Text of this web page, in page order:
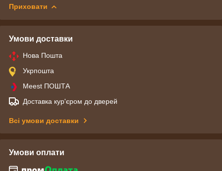
Приховати
Умови доставки
Нова Пошта
Укрпошта
Meest ПОШТА
Доставка кур'єром до дверей
Всі умови доставки
Умови оплати